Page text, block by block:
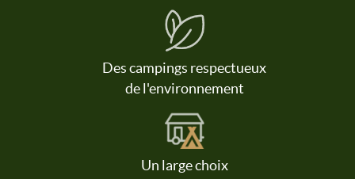
Des campings respectueux
de l'environnement
Un large choix